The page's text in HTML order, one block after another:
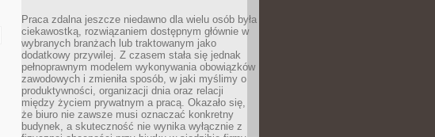
Praca zdalna jeszcze niedawno dla wielu osób była
ciekawostką, rozwiązaniem dostępnym głównie w
wybranych branżach lub traktowanym jako
dodatkowy przywilej. Z czasem stała się jednak
pełnoprawnym modelem wykonywania obowiązków
zawodowych i zmieniła sposób, w jaki myślimy o
produktywności, organizacji dnia oraz relacji
między życiem prywatnym a pracą. Okazało się,
że biuro nie zawsze musi oznaczać konkretny
budynek, a skuteczność nie wynika wyłącznie z